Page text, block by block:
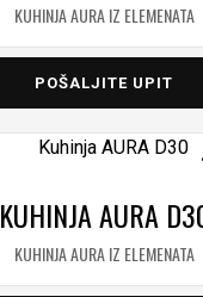
KUHINJA AURA IZ ELEMENATA
POŠALJITE UPIT
KUHINJA AURA
KUHINJA AURA IZ ELEMENATA